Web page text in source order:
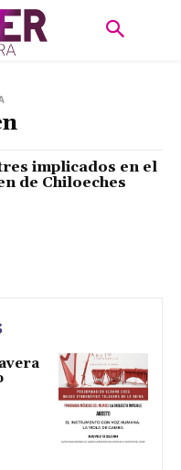
implicados en el
de Chiloeches